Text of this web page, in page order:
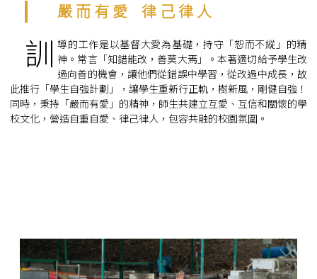
嚴 而 有 愛 律 己 律 人
訓 導的工作是以基督大愛為基礎，持守「恕而不縱」的精
神。常言「知錯能改，善莫大焉」。本著適切給予學生改
過向善的機會，讓他們從錯誤中學習，從改過中成長，故
此推行「學生自強計劃」，讓學生重新行正軌，樹新風，剛健自強！
同時，秉持「嚴而有愛」的精神，師生共建立互愛、互信和關懷的學
校文化，營造自重自愛、律己律人，包容共融的校園氛圍。